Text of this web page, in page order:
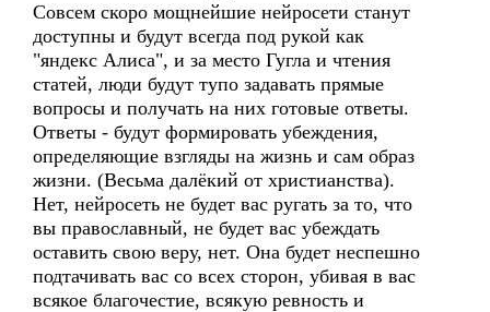
Совсем скоро мощнейшие нейросети станут
доступны и будут всегда под рукой как
"яндекс Алиса", и за место Гугла и чтения
статей, люди будут тупо задавать прямые
вопросы и получать на них готовые ответы.
Ответы - будут формировать убеждения,
определяющие взгляды на жизнь и сам образ
жизни. (Весьма далёкий от христианства).
Нет, нейросеть не будет вас ругать за то, что
вы православный, не будет вас убеждать
оставить свою веру, нет. Она будет неспешно
подтачивать вас со всех сторон, убивая в вас
всякое благочестие, всякую ревность и